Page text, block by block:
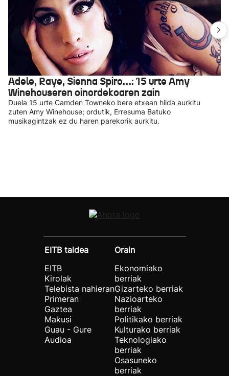
Adele, Raye, Sienna Spiro…: 15 urte Amy
Winehouseren oinordekoaren zain
Duela 15 urte Camden Towneko bere etxean hilda aurkitu
zuten Amy Winehouse; ordutik, Erresuma Batuko
musikagintzak ez du haren parekorik aurkitu.
EITB taldea
EITB
Kirolak
Telebista nahieran
Primeran
Gaztea
Makusi
Guau - Gure
Audioa
Orain
Ekonomiako
berriak
Gizarteko berriak
Nazioarteko
berriak
Politikako berriak
Kulturako berriak
Teknologiako
berriak
Osasuneko
berriak